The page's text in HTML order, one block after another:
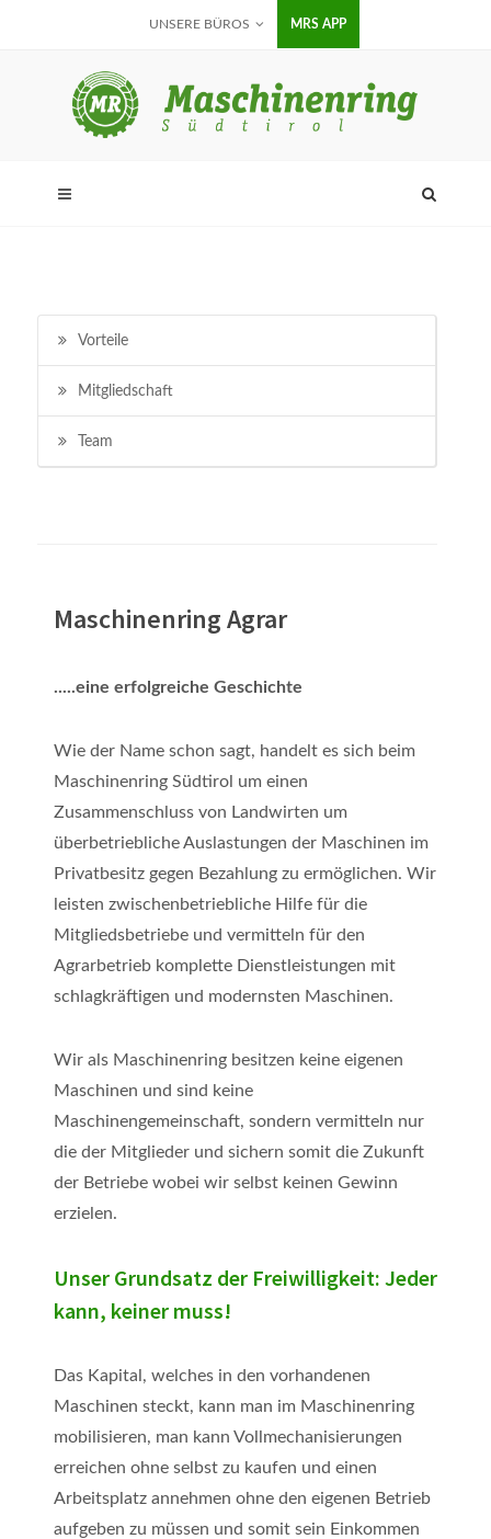
UNSERE BÜROS MRS APP
Vorteile
Mitgliedschaft
Team
Maschinenring Agrar
.....eine erfolgreiche Geschichte
Wie der Name schon sagt, handelt es sich beim
Maschinenring Südtirol um einen
Zusammenschluss von Landwirten um
überbetriebliche Auslastungen der Maschinen im
Privatbesitz gegen Bezahlung zu ermöglichen. Wir
leisten zwischenbetriebliche Hilfe für die
Mitgliedsbetriebe und vermitteln für den
Agrarbetrieb komplette Dienstleistungen mit
schlagkräftigen und modernsten Maschinen.
Wir als Maschinenring besitzen keine eigenen
Maschinen und sind keine
Maschinengemeinschaft, sondern vermitteln nur
die der Mitglieder und sichern somit die Zukunft
der Betriebe wobei wir selbst keinen Gewinn
erzielen.
Unser Grundsatz der Freiwilligkeit: Jeder
kann, keiner muss!
Das Kapital, welches in den vorhandenen
Maschinen steckt, kann man im Maschinenring
mobilisieren, man kann Vollmechanisierungen
erreichen ohne selbst zu kaufen und einen
Arbeitsplatz annehmen ohne den eigenen Betrieb
aufgeben zu müssen und somit sein Einkommen